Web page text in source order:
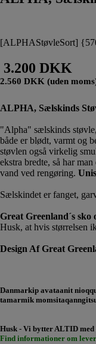
[ALPHAStøvleSort]
3.200 DKK
2.560 DKK (uden
ALPHA, Sælskinds
"Alpha" sælskinds
både er blødt, varmt og
støvlen også virkelig
ekstra bredte, så har
vand ved rengøring.
Sælskindet er fanget,
Great Greenland´s
Husk, at hvis størrelsen
Design Af Great
Danmarkip avataanit
tamarmik
Husk - Vi bytter ALTID med
Find informationer om